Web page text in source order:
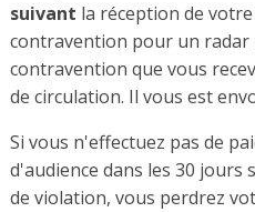
suivant la réception de
contravention pour un radar
contravention que vous
de circulation. Il vous est
Si vous n'effectuez pas de
d'audience dans les 30 jours
de violation, vous perdrez